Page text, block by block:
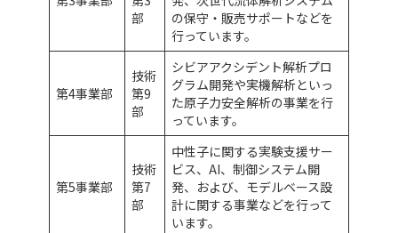
部
の保守・販売サポートなどを
行っています。
第4事業部
技術
第9
部
シビアアクシデント解析プロ
グラム開発や実機解析といっ
た原子力安全解析の事業を行
っています。
第5事業部
技術
第7
部
中性子に関する実験支援サー
ビス、AI、制御システム開
発、および、モデルベース設
計に関する事業などを行って
います。